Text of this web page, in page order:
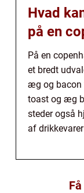
Hvad
på en
På en
et bredt
æg og bacon
toast og æg
steder også
af